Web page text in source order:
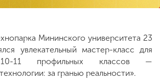
26-20
Мининского университета 23
увлекательный мастер-класс для
10-11 профильных классов —
за гранью реальности».